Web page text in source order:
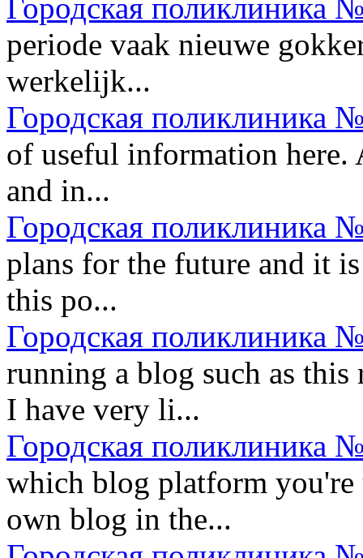
Городская поликлиника
periode vaak nieuwe
werkelijk...
Городская поликлиника
of useful information here.
and in...
Городская поликлиника
plans for the future and it
this po...
Городская поликлиника
running a blog such as this
I have very li...
Городская поликлиника
which blog platform
own blog in the...